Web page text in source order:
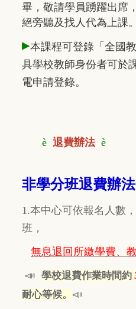
畢，敬請學員踴躍出席
絕旁聽及找人代為上課。
▸本課程可登錄「全國
具學校教師身份者可於
電申請登錄。
è 退費辦法 è
非學分班退費辦法
1.本中心可依報名人數
班，
無息退回所繳學費、
📣 學校退費作業時間約
耐心等候。 📣